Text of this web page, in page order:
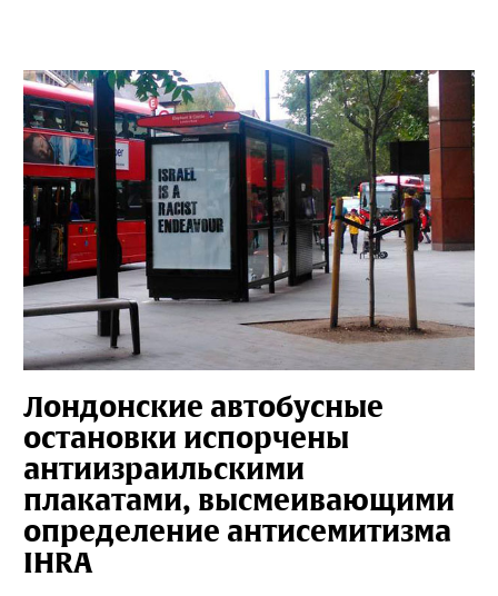
Лондонские автобусные
остановки испорчены
антиизраильскими
плакатами, высмеивающими
определение антисемитизма
IHRA